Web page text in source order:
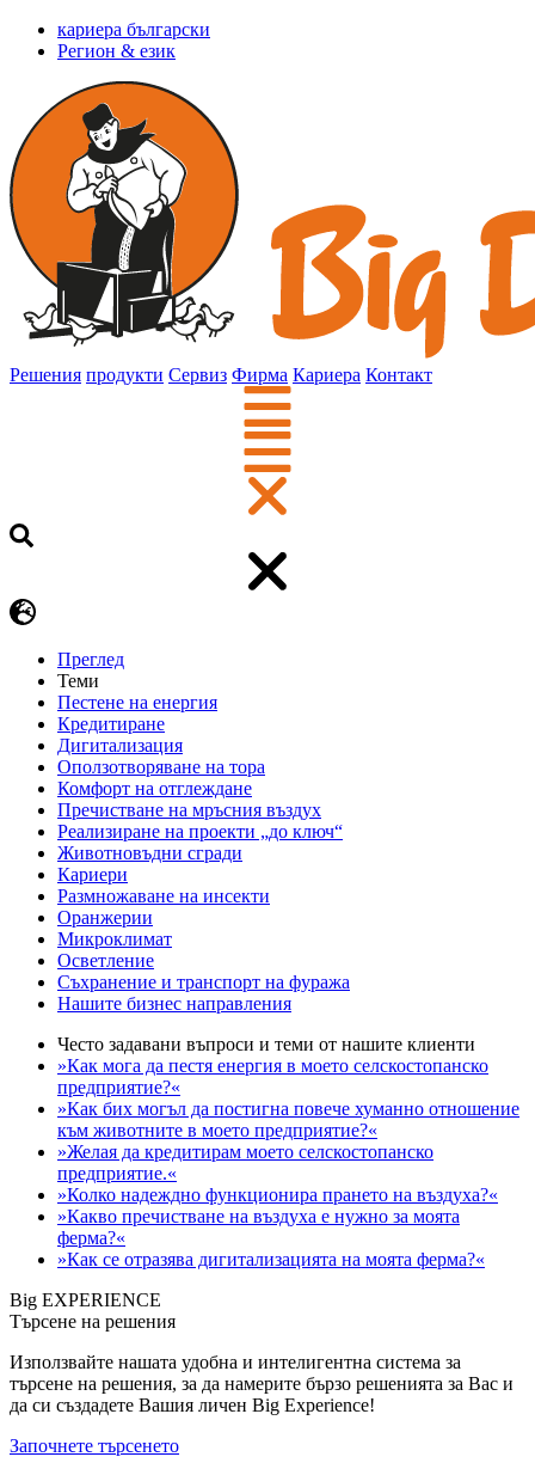
кариера български
Регион & език
Решения продукти Сервиз Фирма Кариера Контакт
Преглед
Теми
Пестене на енергия
Кредитиране
Дигитализация
Оползотворяване на тора
Комфорт на отглеждане
Пречистване на мръсния въздух
Реализиране на проекти „до ключ“
Животновъдни сгради
Кариери
Размножаване на инсекти
Оранжерии
Микроклимат
Осветление
Съхранение и транспорт на фуража
Нашите бизнес направления
Често задавани въпроси и теми от нашите клиенти
»Как мога да пестя енергия в моето селскостопанско
предприятие?«
»Как бих могъл да постигна повече хуманно отношение
към животните в моето предприятие?«
»Желая да кредитирам моето селскостопанско
предприятие.«
»Колко надеждно функционира прането на въздуха?«
»Какво пречистване на въздуха е нужно за моята
ферма?«
»Как се отразява дигитализацията на моята ферма?«
Big EXPERIENCE
Търсене на решения
Използвайте нашата удобна и интелигентна система за
търсене на решения, за да намерите бързо решенията за Вас и
да си създадете Вашия личен Big Experience!
Започнете търсенето